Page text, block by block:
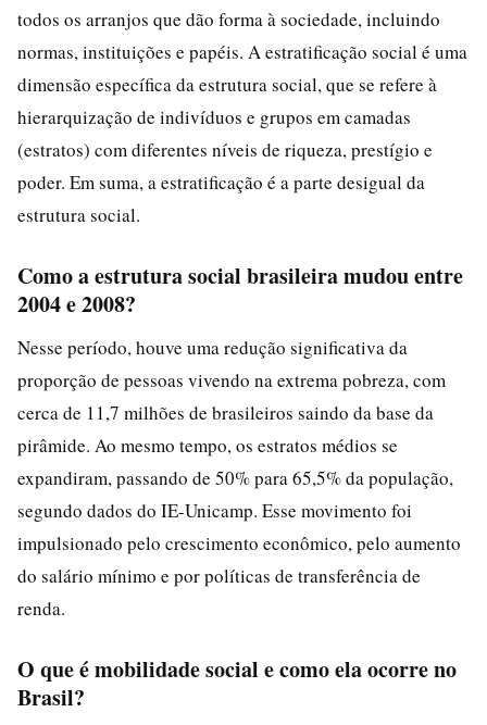
todos os arranjos que dão forma à sociedade, incluindo
normas, instituições e papéis. A estratificação social é uma
dimensão específica da estrutura social, que se refere à
hierarquização de indivíduos e grupos em camadas
(estratos) com diferentes níveis de riqueza, prestígio e
poder. Em suma, a estratificação é a parte desigual da
estrutura social.
Como a estrutura social brasileira mudou entre
2004 e 2008?
Nesse período, houve uma redução significativa da
proporção de pessoas vivendo na extrema pobreza, com
cerca de 11,7 milhões de brasileiros saindo da base da
pirâmide. Ao mesmo tempo, os estratos médios se
expandiram, passando de 50% para 65,5% da população,
segundo dados do IE-Unicamp. Esse movimento foi
impulsionado pelo crescimento econômico, pelo aumento
do salário mínimo e por políticas de transferência de
renda.
O que é mobilidade social e como ela ocorre no
Brasil?